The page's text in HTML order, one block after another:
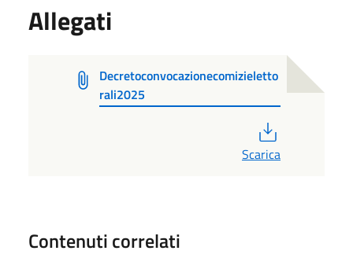
Allegati
Decretoconvocazionecomizieletto
rali2025
Scarica
Contenuti correlati